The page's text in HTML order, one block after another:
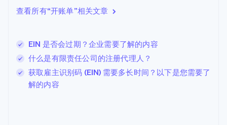
查看所有“开账单”相关文章
EIN 是否会过期？企业需要了解的内容
什么是有限责任公司的注册代理人？
获取雇主识别码 (EIN) 需要多长时间？以下是您需要了
解的内容
立陶宛
DeutschEnglish
卢森堡
Français Deutsch English
罗马尼亚
English